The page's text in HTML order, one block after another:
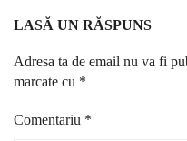
LASĂ UN RĂSPUNS
Adresa ta de email nu va fi
marcate cu *
Comentariu *